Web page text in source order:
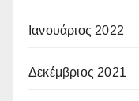
Ιανουάριος 2022
Δεκέμβριος 2021